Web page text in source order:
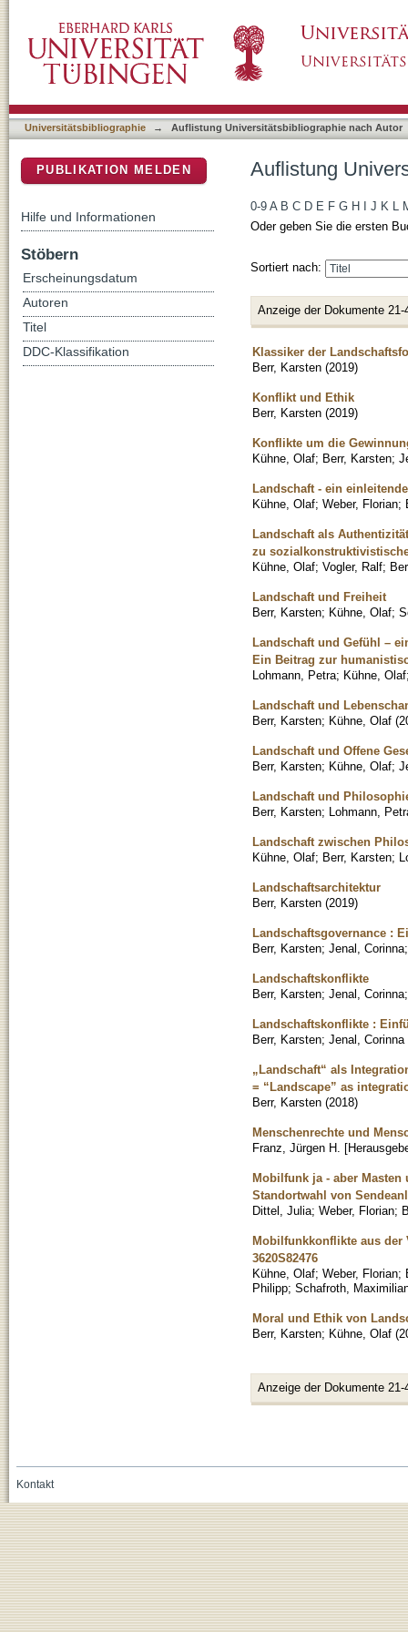
Universitätsbibliographie → Auflistung Universitätsbibliographie nach Autor
Auflistung
0-9 A B C D E F G H J K L
Oder geben Sie die ersten
Sortiert nach:
Anzeige der Dokumente 21-
Klassiker der
Berr, Karsten (2019)
Konflikt und Ethik
Berr, Karsten (2019)
Konflikte um die
Kühne, Olaf; Berr, Karsten;
Landschaft - ein
Kühne, Olaf; Weber, Florian;
Landschaft als
zu
Kühne, Olaf; Vogler, Ralf;
Landschaft und Freiheit
Berr, Karsten; Kühne, Olaf;
Landschaft und Gefühl –
Ein Beitrag zur
Lohmann, Petra; Kühne, Olaf
Landschaft und
Berr, Karsten; Kühne, Olaf (
Landschaft und Offene
Berr, Karsten; Kühne, Olaf;
Landschaft und
Berr, Karsten; Lohmann,
Landschaft zwischen
Kühne, Olaf; Berr, Karsten;
Landschaftsarchitektur
Berr, Karsten (2019)
Landschaftsgovernance :
Berr, Karsten; Jenal, Corinna
Landschaftskonflikte
Berr, Karsten; Jenal, Corinna
Landschaftskonflikte :
Berr, Karsten; Jenal, Corinna
„Landschaft“ als
= “Landscape” as
Berr, Karsten (2018)
Menschenrechte und
Franz, Jürgen H.
Mobilfunk ja - aber
Standortwahl von
Dittel, Julia; Weber, Florian;
Mobilfunkkonflikte aus der
3620S82476
Kühne, Olaf; Weber, Florian;
Philipp; Schafroth,
Moral und Ethik von
Berr, Karsten; Kühne, Olaf (
Anzeige der Dokumente 21-
PUBLIKATION MELDEN
Hilfe und Informationen
Stöbern
Erscheinungsdatum
Autoren
Titel
DDC-Klassifikation
Kontakt